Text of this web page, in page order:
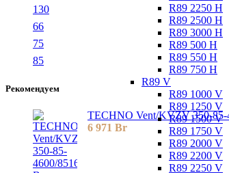
R89 2250 H
R89 2500 H
R89 3000 H
R89 500 H
R89 550 H
R89 750 H
R89 V
R89 1000 V
R89 1250 V
R89 1500 V
R89 1750 V
R89 2000 V
R89 2200 V
R89 2250 V
130
66
75
85
Рекомендуем
TECHNO Vent/KVZV 350-85-
6 971 Br